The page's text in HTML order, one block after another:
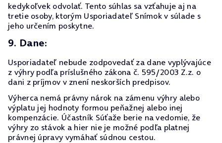
kedykoľvek odvolať. Tento súhlas sa vzťahuje aj na
tretie osoby, ktorým Usporiadateľ Snímok v súlade s
jeho určením poskytne.
9. Dane:
Usporiadateľ nebude zodpovedať za dane vyplývajúce
z výhry podľa príslušného zákona č. 595/2003 Z.z. o
dani z príjmov v znení neskorších predpisov.
Výherca nemá právny nárok na zámenu výhry alebo
výplatu jej hodnoty formou peňažnej alebo inej
kompenzácie. Účastník Súťaže berie na vedomie, že
výhry zo stávok a hier nie je možné podľa platnej
právnej úpravy vymáhať súdnou cestou.